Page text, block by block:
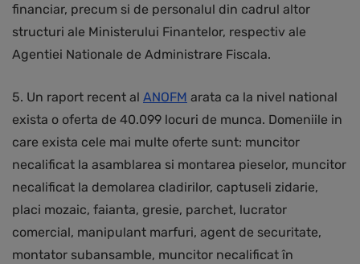
financiar, precum si de personalul din cadrul altor
structuri ale Ministerului Finantelor, respectiv ale
Agentiei Nationale de Administrare Fiscala.
5. Un raport recent al ANOFM arata ca la nivel national
exista o oferta de 40.099 locuri de munca. Domeniile in
care exista cele mai multe oferte sunt: muncitor
necalificat la asamblarea si montarea pieselor, muncitor
necalificat la demolarea cladirilor, captuseli zidarie,
placi mozaic, faianta, gresie, parchet, lucrator
comercial, manipulant marfuri, agent de securitate,
montator subansamble, muncitor necalificat în